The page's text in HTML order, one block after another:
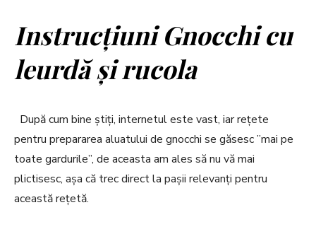
Instrucțiuni Gnocchi cu
leurdă și rucola
După cum bine știți, internetul este vast, iar rețete
pentru prepararea aluatului de gnocchi se găsesc ”mai pe
toate gardurile”, de aceasta am ales să nu vă mai
plictisesc, așa că trec direct la pașii relevanți pentru
această rețetă.